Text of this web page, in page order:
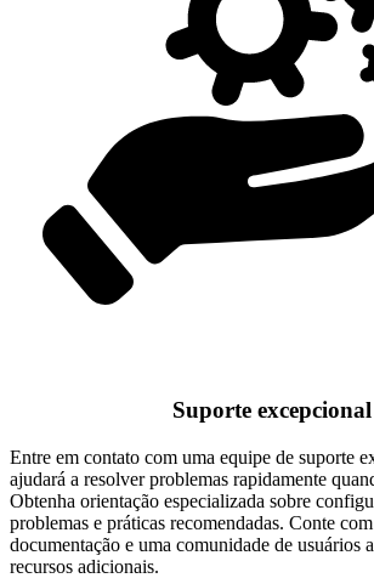
Suporte excepcional
Entre em contato com uma equipe de suporte
ajudará a resolver problemas rapidamente
Obtenha orientação especializada sobre
problemas e práticas recomendadas. Conte
documentação e uma comunidade de usuários
recursos adicionais.